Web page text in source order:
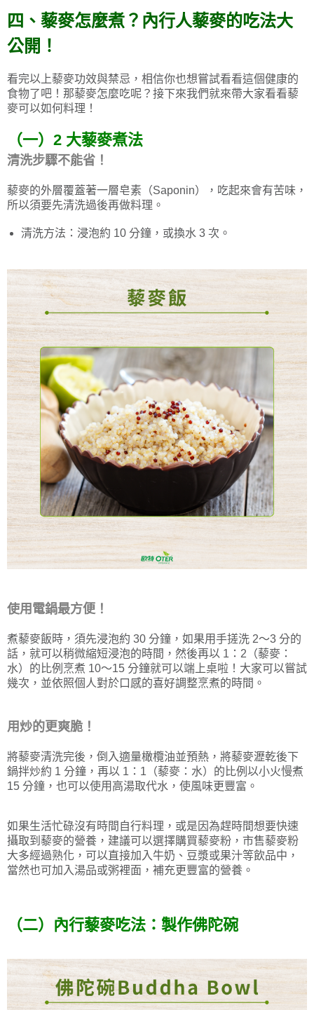
四、藜麥怎麼煮？內行人藜麥的吃法大
公開！
看完以上藜麥功效與禁忌，相信你也想嘗試看看這個健康的
食物了吧！那藜麥怎麼吃呢？接下來我們就來帶大家看看藜
麥可以如何料理！
（一）2 大藜麥煮法
清洗步驟不能省！
藜麥的外層覆蓋著一層皂素（Saponin），吃起來會有苦味，
所以須要先清洗過後再做料理。
清洗方法：浸泡約 10 分鐘，或換水 3 次。
使用電鍋最方便！
煮藜麥飯時，須先浸泡約 30 分鐘，如果用手搓洗 2～3 分的
話，就可以稍微縮短浸泡的時間，然後再以 1：2（藜麥：
水）的比例烹煮 10～15 分鐘就可以端上桌啦！大家可以嘗試
幾次，並依照個人對於口感的喜好調整烹煮的時間。
用炒的更爽脆！
將藜麥清洗完後，倒入適量橄欖油並預熱，將藜麥瀝乾後下
鍋拌炒約 1 分鐘，再以 1：1（藜麥：水）的比例以小火慢煮
15 分鐘，也可以使用高湯取代水，使風味更豐富。
如果生活忙碌沒有時間自行料理，或是因為趕時間想要快速
攝取到藜麥的營養，建議可以選擇購買藜麥粉，市售藜麥粉
大多經過熟化，可以直接加入牛奶、豆漿或果汁等飲品中，
當然也可加入湯品或粥裡面，補充更豐富的營養。
（二）內行藜麥吃法：製作佛陀碗